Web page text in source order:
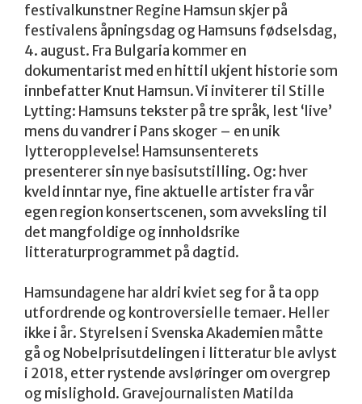
festivalkunstner Regine Hamsun skjer på
festivalens åpningsdag og Hamsuns fødselsdag,
4. august. Fra Bulgaria kommer en
dokumentarist med en hittil ukjent historie som
innbefatter Knut Hamsun. Vi inviterer til Stille
Lytting: Hamsuns tekster på tre språk, lest ‘live’
mens du vandrer i Pans skoger – en unik
lytteropplevelse! Hamsunsenterets
presenterer sin nye basisutstilling. Og: hver
kveld inntar nye, fine aktuelle artister fra vår
egen region konsertscenen, som avveksling til
det mangfoldige og innholdsrike
litteraturprogrammet på dagtid.
Hamsundagene har aldri kviet seg for å ta opp
utfordrende og kontroversielle temaer. Heller
ikke i år. Styrelsen i Svenska Akademien måtte
gå og Nobelprisutdelingen i litteratur ble avlyst
i 2018, etter rystende avsløringer om overgrep
og mislighold. Gravejournalisten Matilda